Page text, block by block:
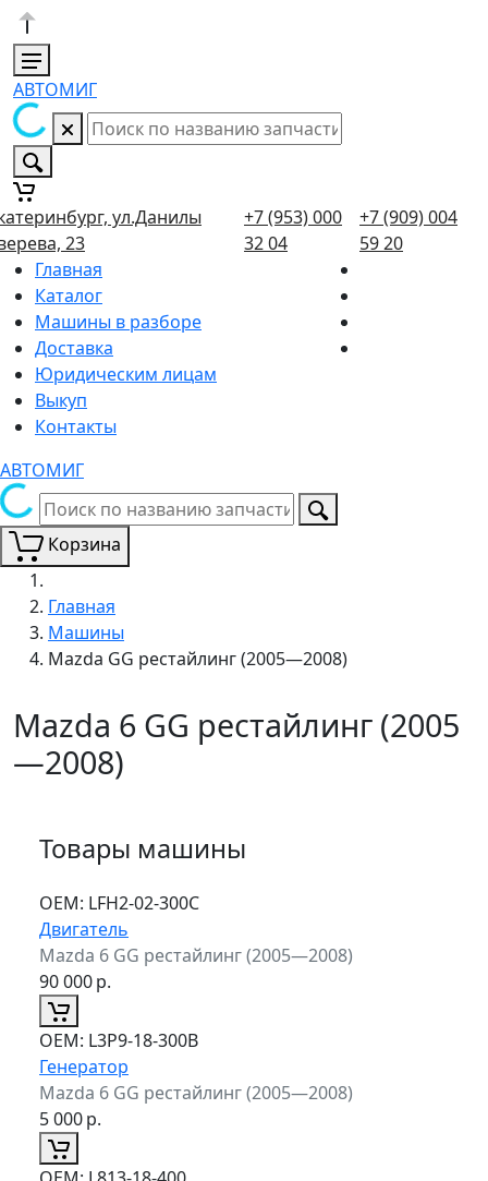
АВТОМИГ
ул.Данилы
23
+7 (953) 000
32 04
+7 (909) 004
59 20
Главная
Каталог
Машины в разборе
Доставка
Юридическим лицам
Выкуп
Контакты
АВТОМИГ
Корзина
Главная
Машины
Mazda GG рестайлинг (2005—2008)
Mazda 6 GG рестайлинг (2005
—2008)
Товары машины
ОЕМ: LFH2-02-300C
Двигатель
Mazda 6 GG рестайлинг (2005—2008)
90 000р.
ОЕМ: L3P9-18-300B
Генератор
Mazda 6 GG рестайлинг (2005—2008)
5 000р.